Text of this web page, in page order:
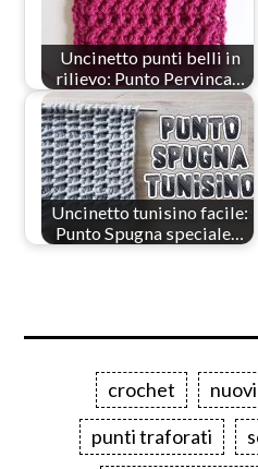
Uncinetto punti belli in
rilievo: Punto Pervinca…
Uncinetto tunisino facile:
Punto Spugna speciale…
crochet
punti traforati